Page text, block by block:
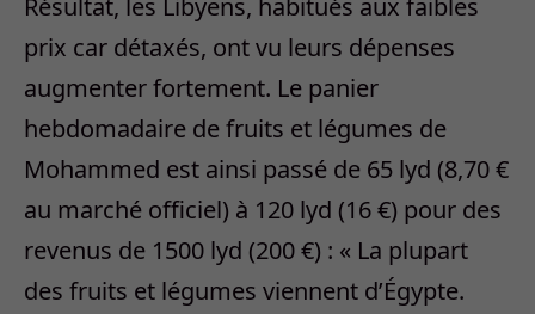
Résultat, les Libyens, habitués aux faibles
prix car détaxés, ont vu leurs dépenses
augmenter fortement. Le panier
hebdomadaire de fruits et légumes de
Mohammed est ainsi passé de 65 lyd (8,70 €
au marché officiel) à 120 lyd (16 €) pour des
revenus de 1500 lyd (200 €) : « La plupart
des fruits et légumes viennent d’Égypte.